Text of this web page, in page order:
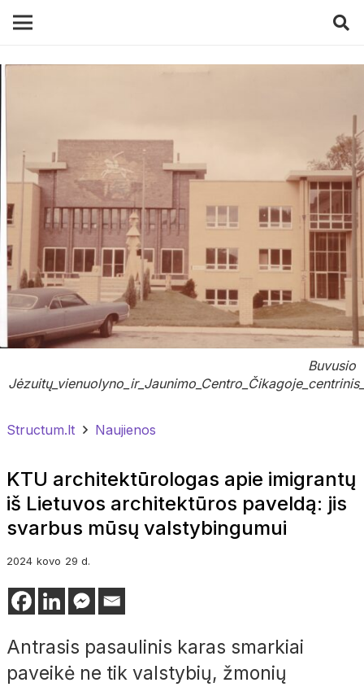
Buvusio
Structum.lt Naujienos
KTU architektūrologas apie imigrantų
iš Lietuvos architektūros paveldą: jis
svarbus mūsų valstybingumui
2024 kovo 29 d.
Antrasis pasaulinis karas smarkiai
paveikė ne tik valstybių, žmonių